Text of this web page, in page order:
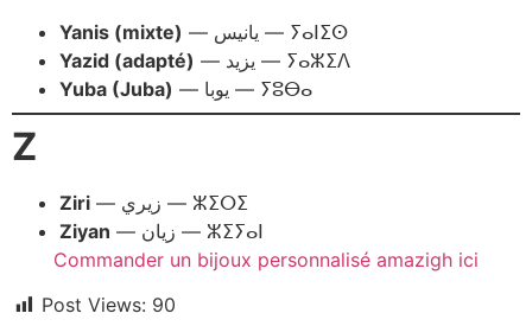
Yanis (mixte)
— يانيس — ⵢⴰⵏⵉⵙ
Yazid (adapté)
— يزيد — ⵢⴰⵣⵉⴷ
Yuba (Juba)
— يوبا — ⵢⵓⴱⴰ
Z
Ziri
— زيري — ⵣⵉⵔⵉ
Ziyan
— زيان — ⵣⵉⵢⴰⵏ
Commander un bijoux personnalisé amazigh ici
Post Views: 90